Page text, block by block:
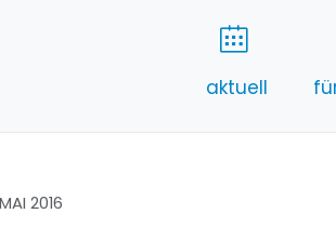
aktuell
2016